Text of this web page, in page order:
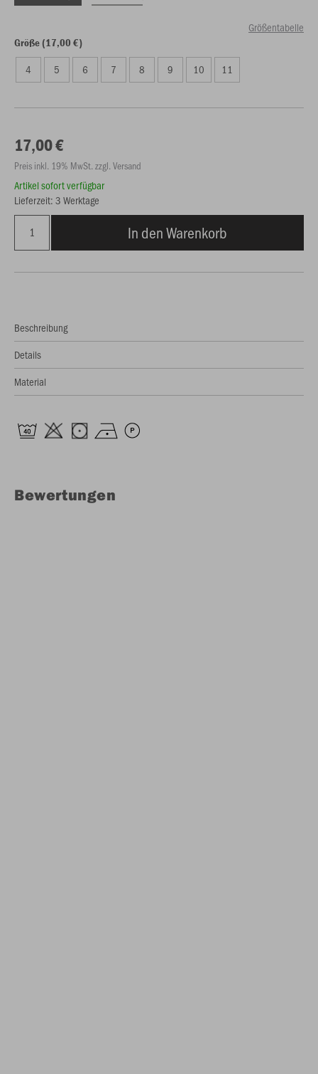
Größentabelle
Größe (17,00 €)
4 5 6 7 8 9 10 11
17,00 €
Preis inkl. 19% MwSt. zzgl. Versand
Artikel sofort verfügbar
Lieferzeit: 3 Werktage
In den Warenkorb
Beschreibung
Details
Material
Bewertungen